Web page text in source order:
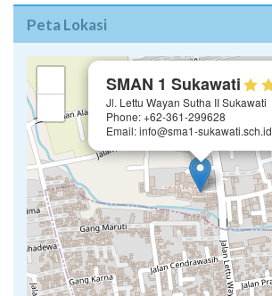
Peta Lokasi
SMAN 1 Sukawati
Jl. Lettu Wayan Sutha II Sukawati
Phone: +62-361-299628
Email: info@sma1-sukawati.sch.id